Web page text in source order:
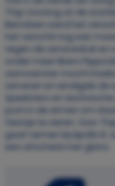
Thijs Oosting uit de
Berndsen werd het
het verschil nog wel,
tegen de servicedruk en
onder meer libero Pippa
aanvoerster mocht
serveren en eindigde de
Speelsters en
punt in de armen om
feestje te vieren. Voor
gaat nemen bij Apollo 8,
een afscheid met glans.